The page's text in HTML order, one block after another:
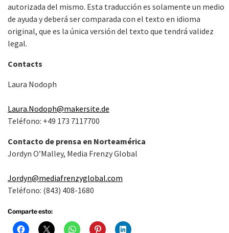
autorizada del mismo. Esta traducción es solamente un medio
de ayuda y deberá ser comparada con el texto en idioma
original, que es la única versión del texto que tendrá validez
legal.
Contacts
Laura Nodoph
Laura.Nodoph@makersite.de
Teléfono: +49 173 7117700
Contacto de prensa en Norteamérica
Jordyn O’Malley, Media Frenzy Global
Jordyn@mediafrenzyglobal.com
Teléfono: (843) 408-1680
Comparte esto: